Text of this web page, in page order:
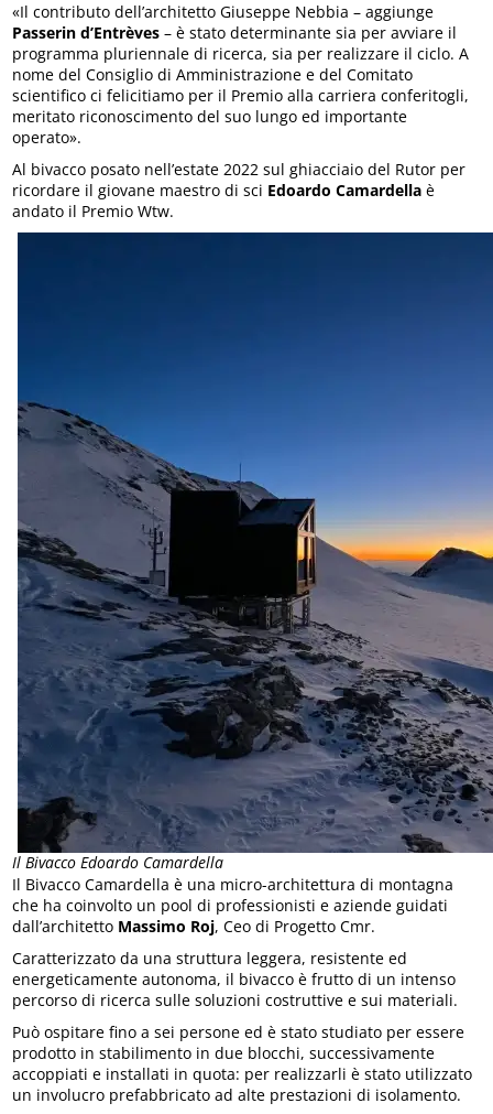
«Il contributo dell’architetto Giuseppe Nebbia – aggiunge
Passerin d’Entrèves – è stato determinante sia per avviare il
programma pluriennale di ricerca, sia per realizzare il ciclo. A
nome del Consiglio di Amministrazione e del Comitato
scientifico ci felicitiamo per il Premio alla carriera conferitogli,
meritato riconoscimento del suo lungo ed importante
operato».
Al bivacco posato nell’estate 2022 sul ghiacciaio del Rutor per
ricordare il giovane maestro di sci Edoardo Camardella è
andato il Premio Wtw.
Il Bivacco Edoardo Camardella
Il Bivacco Camardella è una micro-architettura di montagna
che ha coinvolto un pool di professionisti e aziende guidati
dall’architetto Massimo Roj, Ceo di Progetto Cmr.
Caratterizzato da una struttura leggera, resistente ed
energeticamente autonoma, il bivacco è frutto di un intenso
percorso di ricerca sulle soluzioni costruttive e sui materiali.
Può ospitare fino a sei persone ed è stato studiato per essere
prodotto in stabilimento in due blocchi, successivamente
accoppiati e installati in quota: per realizzarli è stato utilizzato
un involucro prefabbricato ad alte prestazioni di isolamento.